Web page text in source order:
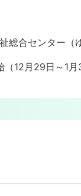
合センター（
12月29日～1月